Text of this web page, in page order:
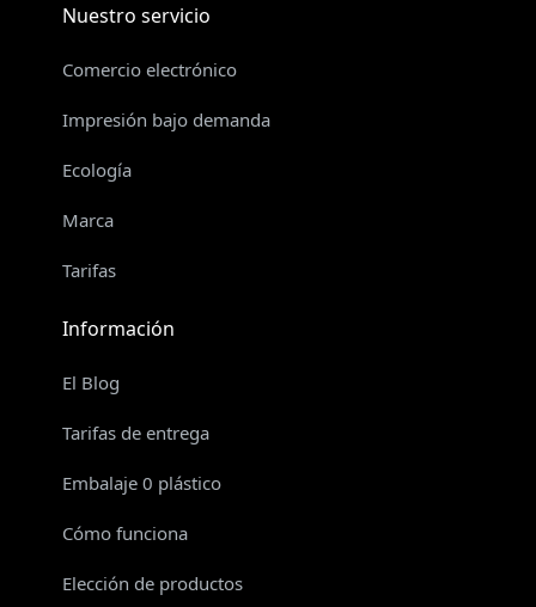
Nuestro servicio
Comercio electrónico
Impresión bajo demanda
Ecología
Marca
Tarifas
Información
El Blog
Tarifas de entrega
Embalaje 0 plástico
Cómo funciona
Elección de productos